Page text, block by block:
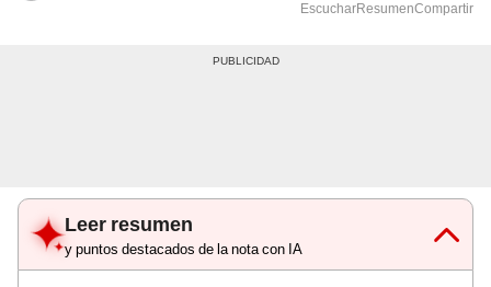
EscucharResumenCompartir
Leer resumen
y puntos destacados de la nota con IA